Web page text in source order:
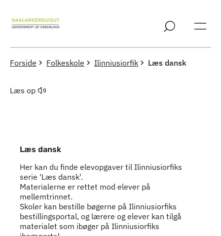
Forside Folkeskole Ilinniusiorfik Læs dansk
Læs op
Læs dansk
Her kan du finde elevopgaver til Ilinniusiorfiks
serie 'Læs dansk'.
Materialerne er rettet mod elever på
mellemtrinnet.
Skoler kan bestille bøgerne på Ilinniusiorfiks
bestillingsportal, og lærere og elever kan tilgå
materialet som ibøger på Ilinniusiorfiks